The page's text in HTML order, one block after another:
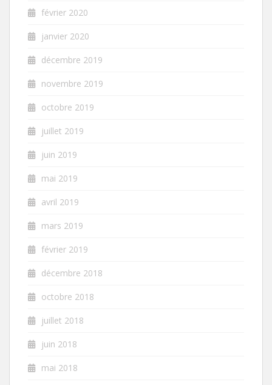
février 2020
janvier 2020
décembre 2019
novembre 2019
octobre 2019
juillet 2019
juin 2019
mai 2019
avril 2019
mars 2019
février 2019
décembre 2018
octobre 2018
juillet 2018
juin 2018
mai 2018